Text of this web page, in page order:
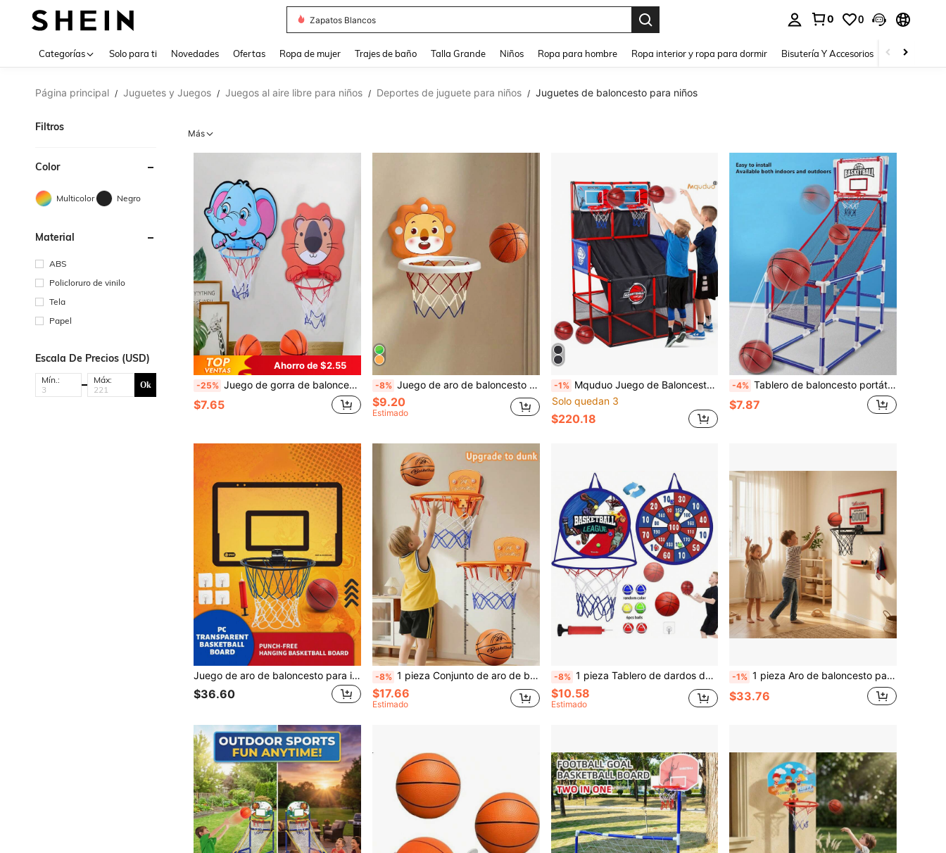
Zapatos Blancos
0 0
Categorías Solo para ti Novedades Ofertas Ropa de mujer Trajes de baño Talla Grande Niños Ropa para hombre Ropa interior y ropa para dormir Bisutería Y Accesorios Zapatos
Página principal / Juguetes y Juegos / Juegos al aire libre para niños / Deportes de juguete para niños / Juguetes de baloncesto para niños
Filtros
Color
Multicolor Negro
Material
ABS
Policloruro de vinilo
Tela
Papel
Escala De Precios (USD)
Mín.: Máx: Ok
Más
Ahorro de $2.55
-25% Juego de gorra de baloncesto portátil para niños, diseño de dibujos animados, juguetes deportivos colgantes para interiores/exteriores para niños y niñas, material de cartón resistente
$7.65
-8% Juego de aro de baloncesto con animales de dibujos animados para niños, juguete de baloncesto para deportes al aire libre, incluye mini baloncesto y bomba de aire montada en la pared, adecuado para juegos en interiores y exteriores, adecuado para niños y niñas de 3 años en adelante, juguete de pelota interactivo para exteriores
$9.20
Estimado
-1% Mquduo Juego de Baloncesto Arcade para Interior y Exterior, Aro de Baloncesto para Niños con 2 Pelotas & Bomba, Juego de Lanzamiento de Baloncesto en Casa, Juegos de Feria Juguetes Deportivos para Niños Niñas Adolescentes
Solo quedan 3
$220.18
-4% Tablero de baloncesto portátil montado en la pared, aro de baloncesto desmontable, juguete deportivo para niños y estudiantes, juguete de ejercicio interior/exterior para niños
$7.87
Juego de aro de baloncesto para interior/exterior con instalación sin taladro, regalo de juego deportivo para niños
$36.60
-8% 1 pieza Conjunto de aro de baloncesto para niños, aro de baloncesto interior sin taladro, lanzamiento de aros para niños, interacción padres-hijos en el hogar, soporte de baloncesto plegable montado en la pared con pelota silenciosa
$17.66
Estimado
-8% 1 pieza Tablero de dardos de 14 pulgadas para niños, 2 en 1 Tablero de dardos y baloncesto, Juego de aro de baloncesto para interiores, Adecuado para niños pequeños, Juguetes deportivos para exteriores, Juguetes para niños, Juguetes para niños, Regalo de cumpleaños, Adecuado para niños y niñas de 3 a 10 años (Pelota de color aleatorio con gancho y bucle), Regreso a la escuela, Regalo de Navidad
$10.58
Estimado
-1% 1 pieza Aro de baloncesto para niños de color y forma aleatorios con tablero transparente, adecuado para actividades en interiores y exteriores, baloncesto para bebés, juego de aro de baloncesto, juguete de baloncesto, baloncesto, aro de baloncesto
$33.76